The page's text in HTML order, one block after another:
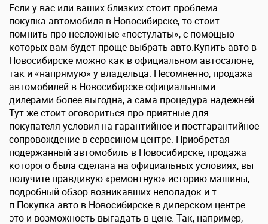
Если у вас или ваших близких стоит проблема —
покупка автомобиля в Новосибирске, то стоит
помнить про несложные «постулаты», с помощью
которых вам будет проще выбрать авто.Купить авто в
Новосибирске можно как в официальном автосалоне,
так и «напрямую» у владельца. Несомненно, продажа
автомобилей в Новосибирске официальными
дилерами более выгодна, а сама процедура надежней.
Тут же стоит оговориться про приятные для
покупателя условия на гарантийное и постгарантийное
сопровождение в сервсином центре. Приобретая
подержанный автомобиль в Новосибирске, продажа
которого была сделана на официальных условиях, вы
получите правдивую «ремонтную» историю машины,
подробный обзор возникавших неполадок и т.
п.Покупка авто в Новосибирске в дилерском центре —
это и возможность выгадать в цене. Так, например,